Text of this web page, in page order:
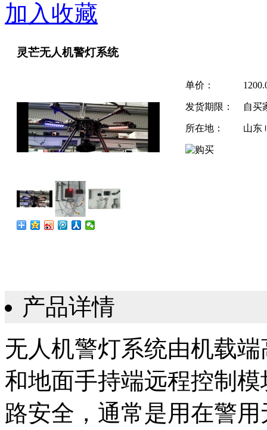
加入收藏
灵芒无人机警灯系统
单价：
发货期限： 自买
所在地： 山东
产品详情
无人机警灯系统由机载
和地面手持端远程控制
路安全，通常是用在警